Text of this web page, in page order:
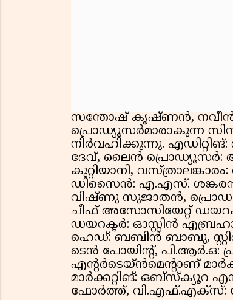
സന്തോഷ് കൃഷ്ണൻ, നവീൻ
പ്രൊഡ്യൂസർമാരാകുന്ന
നിർവഹിക്കുന്നു.
ദേവ്, ലൈൻ പ്രൊഡ്യൂസർ:
കുറ്റിയാനി,
ഡിസൈൻ: എ.എസ്. ശങ്കരൻ,
വിഷ്ണു സുജാതൻ,
ചീഫ് അസോസിയേറ്റ്
ഡയറക്ടർ: ഓസ്റ്റിൻ
ഹെഡ്: ബബിൻ ബാബു,
ടെൻ പോയിൻ്റ്, പി.ആർ.ഒ:
എൻ്റർടെയ്ൻമെൻ്റാണ്
മാർക്കറ്റിങ്: ഒബ്സ്ക്യൂറ
ഫോർത്ത്, വി.എഫ്.എക്സ്: